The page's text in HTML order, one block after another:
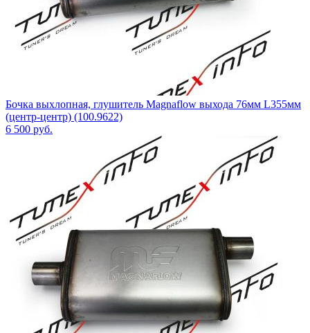
Бочка выхлопная, глушитель Magnaflow выхода 76мм L355мм
(центр-центр) (100.9622)
6 500 руб.